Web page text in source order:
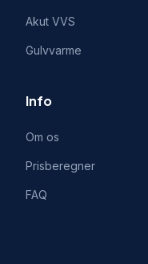
Akut VVS
Gulvvarme
Info
Om os
Prisberegner
FAQ